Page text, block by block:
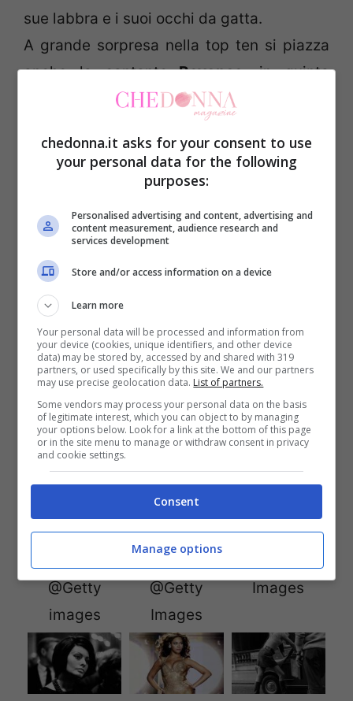
sue labbra e i suoi occhi da gatta.
A grande sorpresa nella top ten si piazza
anche la cantanteBeyonce, in quinta
posizione davanti all’attrice francese
, amata per la suo chioma
bionda e il suo fascino ammagliante. In
settima posizione troviamo,
model al mondo negli Sessanta, seguita in
ottava posizione da una altra fotomodella,
Kate Moss.
PenultimaAva Gardner
per l’attrice sensuale americanaScarlett
Johansson, da poco tempo neomamma.
E voi? Concordate con la classifica?
Audrey
@Getty
images
Marilyn
Monroe
@Getty
Images
Grace Kelly
Images
chedonna.it asks for your consent to use
your personal data for the following
purposes:
Personalised advertising and content, advertising and
content measurement, audience research and
services development
Store and/or access information on a device
Learn more
Your personal data will be processed and information from
your device (cookies, unique identifiers, and other device
data) may be stored by, accessed by and shared with 319
partners, or used specifically by this site. We and our partners
may use precise geolocation data. List of partners.
Some vendors may process your personal data on the basis
of legitimate interest, which you can object to by managing
your options below. Look for a link at the bottom of this page
or in the site menu to manage or withdraw consent in privacy
and cookie settings.
Consent
Manage options